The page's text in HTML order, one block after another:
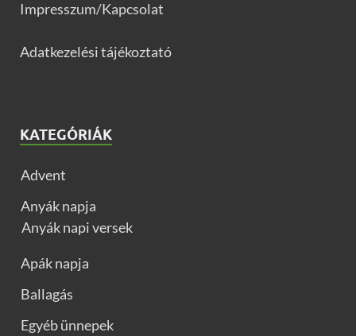
Impresszum/Kapcsolat
Adatkezelési tájékoztató
KATEGÓRIÁK
Advent
Anyák napja
Anyák napi versek
Apák napja
Ballagás
Egyéb ünnepek